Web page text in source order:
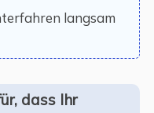
langsam
dass Ihr